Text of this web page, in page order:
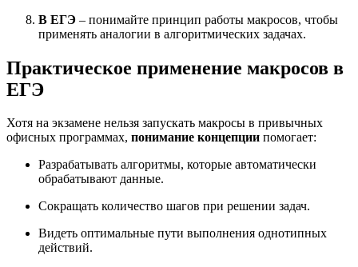
В ЕГЭ – понимайте принцип работы макросов, чтобы
применять аналогии в алгоритмических задачах.
Практическое применение макросов в
ЕГЭ
Хотя на экзамене нельзя запускать макросы в привычных
офисных программах, понимание концепции помогает:
Разрабатывать алгоритмы, которые автоматически
обрабатывают данные.
Сокращать количество шагов при решении задач.
Видеть оптимальные пути выполнения однотипных
действий.